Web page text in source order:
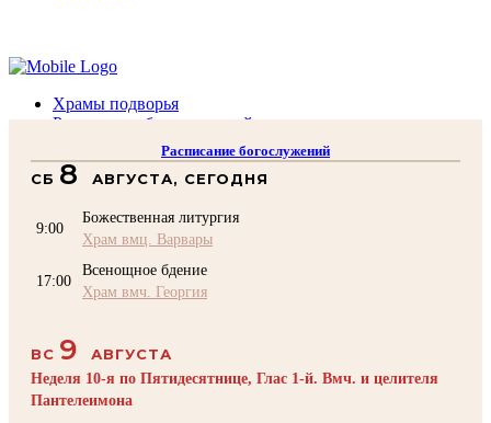
Храмы подворья
Расписание богослужений
Воскресная школа
Преподаватели Воскресной школы
КОНТАКТЫ
Помочь Подворью
Расписание богослужений
СБ 8 АВГУСТА, СЕГОДНЯ
9:00
Божественная литургия
Храм вмц. Варвары
17:00
Всенощное бдение
Храм вмч. Георгия
ВС 9
АВГУСТА
Неделя 10-я по Пятидесятнице, Глас 1-й. Вмч. и целителя
Пантелеимона